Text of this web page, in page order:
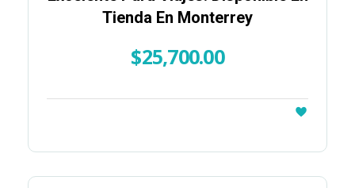
Tienda En Monterrey
$25,700.00